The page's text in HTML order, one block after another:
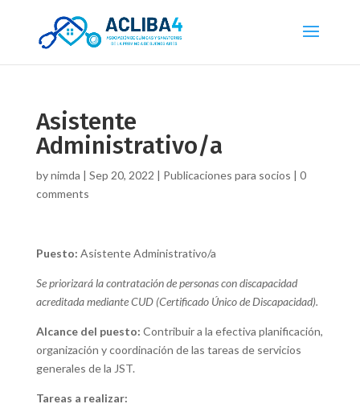
Asistente
Administrativo/a
bynimda | Sep 20, 2022 | Publicaciones para socios | 0
comments
Puesto: Asistente Administrativo/a
Se priorizará la contratación de personas con discapacidad
acreditada mediante CUD (Certificado Único de Discapacidad).
Alcance del puesto: Contribuir a la efectiva planificación,
organización y coordinación de las tareas de servicios
generales de la JST.
Tareas a realizar: